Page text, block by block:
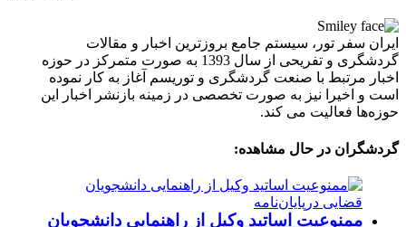
ایران سفر تور، سیستم جامع بروزترین اخبار و مقالات
گردشگری و تفریحی از سال 1393 به صورت متمرکز در حوزه
اخبار مرتبط با صنعت گردشگری و توریسم آغاز به کار نموده
است و اخیرا نیز به صورت تخصصی در زمینه بازنشر اخبار این
حوزه‌ها فعالیت می کند.
گردشگران در حال مشاهده:
ممنوعیت اساتید وکیل از راهنمایی دانشجویان